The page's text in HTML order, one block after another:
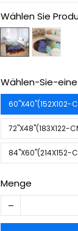
Wählen Sie
Wählen-Sie-
60''X40''(152X102-
72''X48''(183X122-
84''X60''(214X152-
Menge